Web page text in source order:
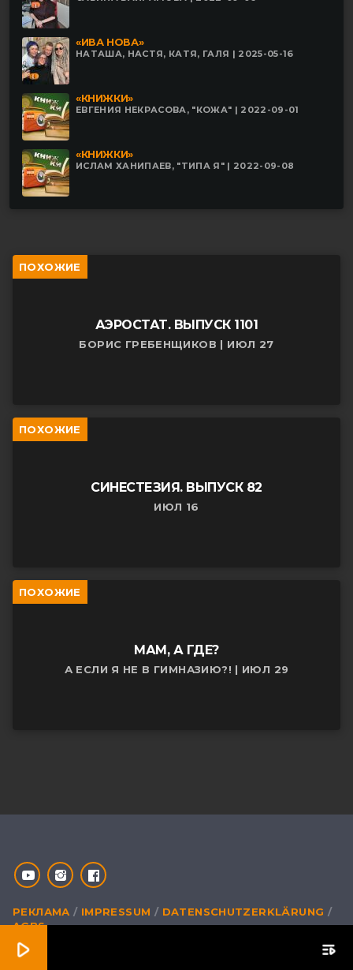
«ИВА НОВА»
НАТАША, НАСТЯ, КАТЯ, ГАЛЯ | 2025-05-16
«КНИЖКИ»
ЕВГЕНИЯ НЕКРАСОВА, "КОЖА" | 2022-09-01
«КНИЖКИ»
ИСЛАМ ХАНИПАЕВ, "ТИПА Я" | 2022-09-08
ПОХОЖИЕ
АЭРОСТАТ. ВЫПУСК 1101
БОРИС ГРЕБЕНЩИКОВ | ИЮЛ 27
ПОХОЖИЕ
СИНЕСТЕЗИЯ. ВЫПУСК 82
ИЮЛ 16
ПОХОЖИЕ
МАМ, А ГДЕ?
А ЕСЛИ Я НЕ В ГИМНАЗИЮ?! | ИЮЛ 29
РЕКЛАМА IMPRESSUM
DATENSCHUTZERKLÄRUNG
AGBS
play_arrow playlist_play